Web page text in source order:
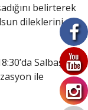
belirterek
dileklerini
Salbaş
ile